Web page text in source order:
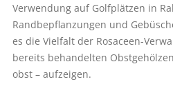
Verwendung auf Golfplätzen in
Randbepflanzungen und
es die Vielfalt der Rosaceen-
bereits behandelten
obst – aufzeigen.